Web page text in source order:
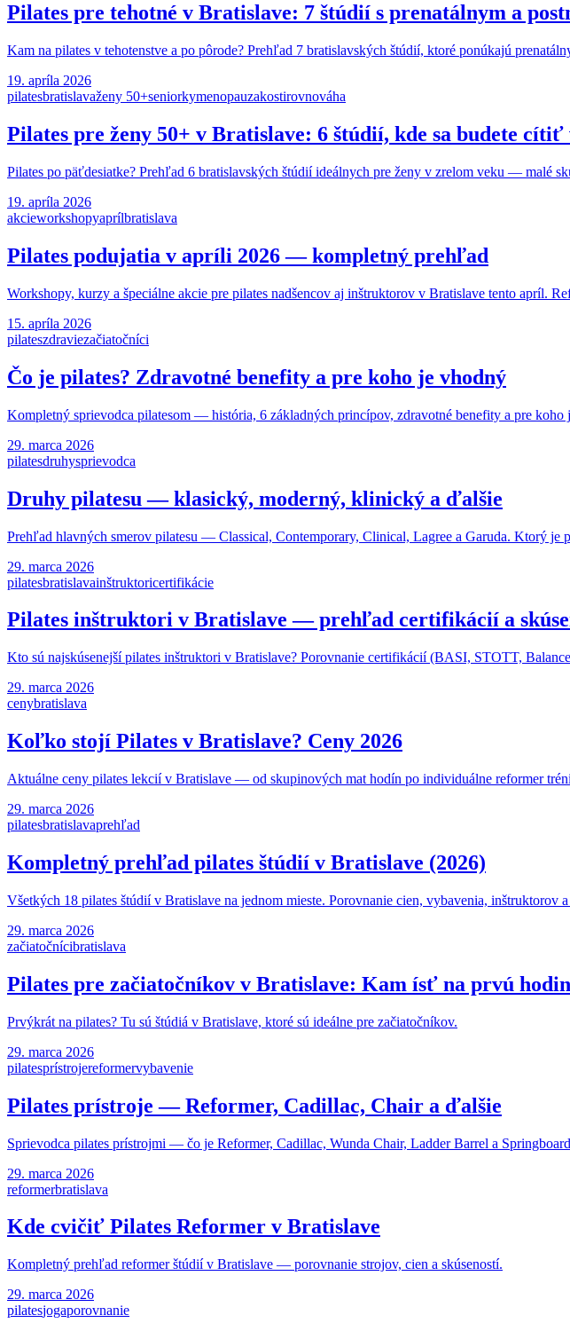
Pilates pre tehotné v Bratislave: 7 štúdií s prenatálnym a
Kam na pilates v tehotenstve a po pôrode? Prehľad 7 bratislavských štúdií, ktoré ponúkajú
19. apríla 2026
pilatesbratislavaženy 50+seniorkymenopauzakostirovnováha
Pilates pre ženy 50+ v Bratislave: 6 štúdií, kde sa budete cítiť
Pilates po päťdesiatke? Prehľad 6 bratislavských štúdií ideálnych pre ženy v zrelom veku — malé
19. apríla 2026
akcieworkshopyaprílbratislava
Pilates podujatia v apríli 2026 — kompletný prehľad
Workshopy, kurzy a špeciálne akcie pre pilates nadšencov aj inštruktorov v Bratislave tento apríl.
15. apríla 2026
pilateszdraviezačiatočníci
Čo je pilates? Zdravotné benefity a pre koho je vhodný
Kompletný sprievodca pilatesom — história, 6 základných princípov, zdravotné benefity a pre koho
29. marca 2026
pilatesdruhysprievodca
Druhy pilatesu — klasický, moderný, klinický a ďalšie
Prehľad hlavných smerov pilatesu — Classical, Contemporary, Clinical, Lagree a Garuda. Ktorý je
29. marca 2026
pilatesbratislavainštruktoricertifikácie
Pilates inštruktori v Bratislave — prehľad certifikácií a
Kto sú najskúsenejší pilates inštruktori v Bratislave? Porovnanie certifikácií (BASI, STOTT,
29. marca 2026
cenybratislava
Koľko stojí Pilates v Bratislave? Ceny 2026
Aktuálne ceny pilates lekcií v Bratislave — od skupinových mat hodín po individuálne reformer
29. marca 2026
pilatesbratislavaprehľad
Kompletný prehľad pilates štúdií v Bratislave (2026)
Všetkých 18 pilates štúdií v Bratislave na jednom mieste. Porovnanie cien, vybavenia, inštruktorov a
29. marca 2026
začiatočnícibratislava
Pilates pre začiatočníkov v Bratislave: Kam ísť na prvú
Prvýkrát na pilates? Tu sú štúdiá v Bratislave, ktoré sú ideálne pre začiatočníkov.
29. marca 2026
pilatesprístrojereformervybavenie
Pilates prístroje — Reformer, Cadillac, Chair a ďalšie
Sprievodca pilates prístrojmi — čo je Reformer, Cadillac, Wunda Chair, Ladder Barrel a
29. marca 2026
reformerbratislava
Kde cvičiť Pilates Reformer v Bratislave
Kompletný prehľad reformer štúdií v Bratislave — porovnanie strojov, cien a skúseností.
29. marca 2026
pilatesjogaporovnanie